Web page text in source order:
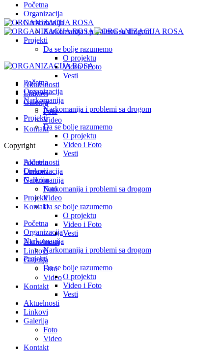
Početna
Organizacija
Narkomanija
Narkomanija i problemi sa drogom
Projekti
Da se bolje razumemo
O projektu
Video i Foto
Vesti
Aktuelnosti
Linkovi
Galerija
Foto
Video
Kontakt
Copyright
Početna
Organizacija
Narkomanija
Narkomanija i problemi sa drogom
Projekti
Da se bolje razumemo
O projektu
Video i Foto
Vesti
Aktuelnosti
Linkovi
Galerija
Foto
Video
Kontakt
Početna
Organizacija
Narkomanija
Narkomanija i problemi sa drogom
Projekti
Da se bolje razumemo
O projektu
Video i Foto
Vesti
Aktuelnosti
Linkovi
Galerija
Foto
Video
Kontakt
Početna
Organizacija
Narkomanija
Narkomanija i problemi sa drogom
Projekti
Da se bolje razumemo
O projektu
Video i Foto
Vesti
Aktuelnosti
Linkovi
Galerija
Foto
Video
Kontakt